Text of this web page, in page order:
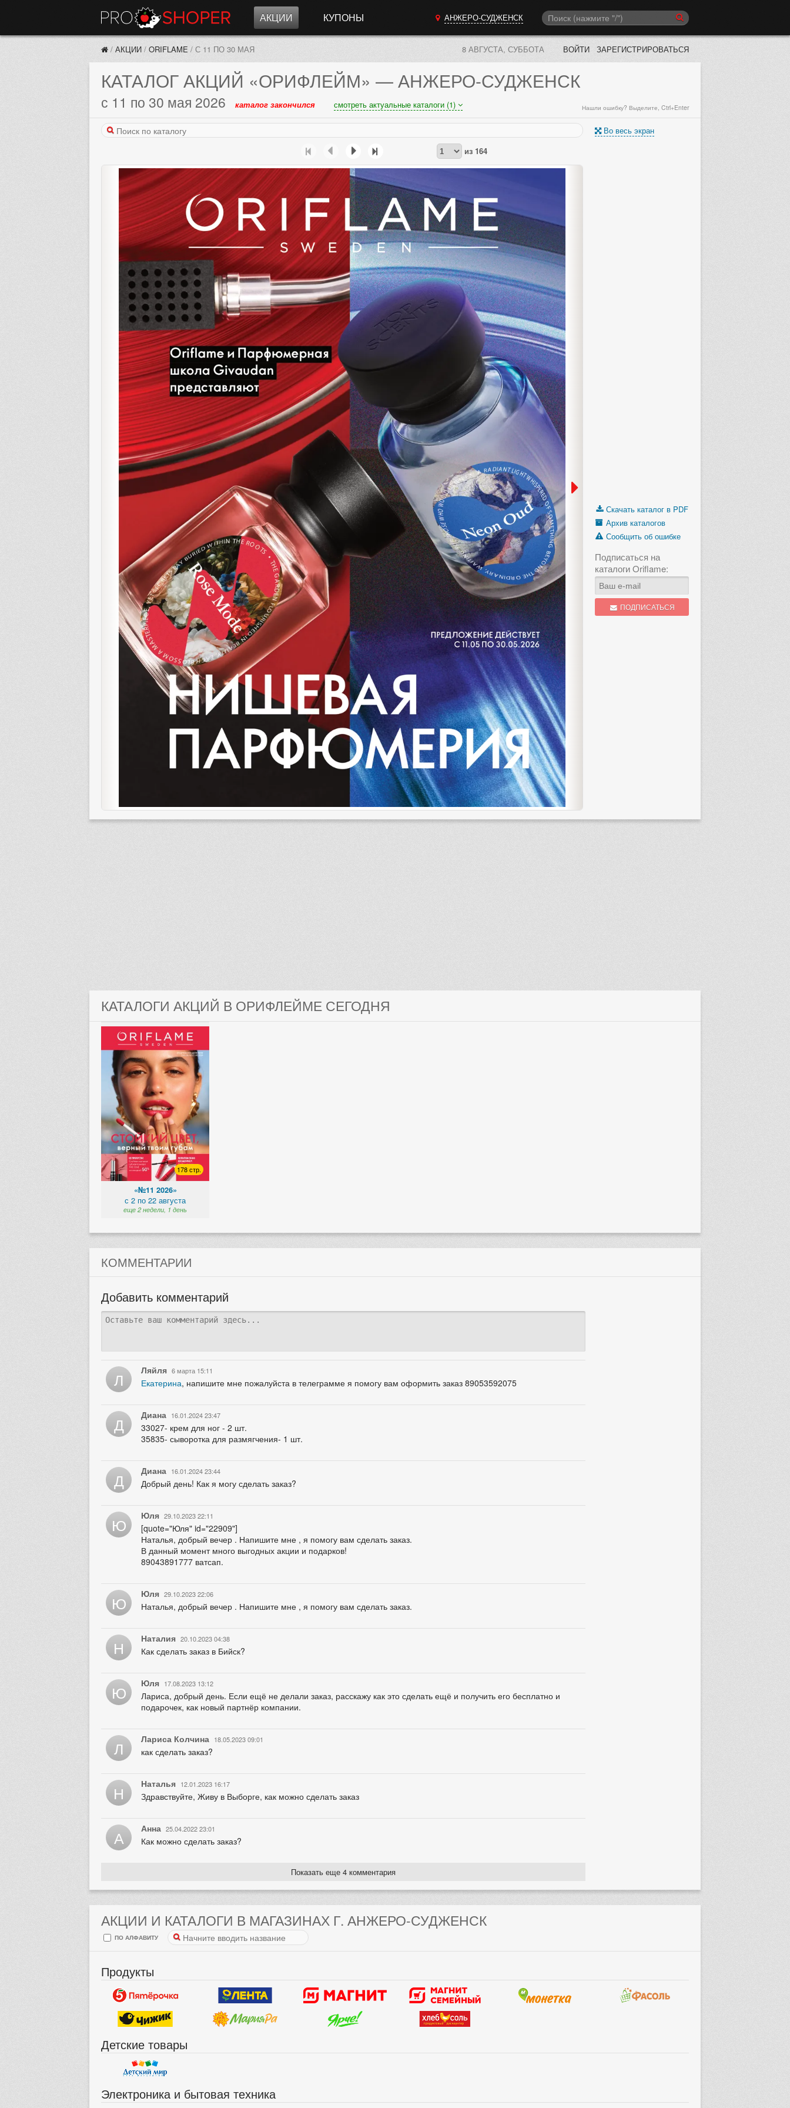
АКЦИИ КУПОНЫ АНЖЕРО-СУДЖЕНСК
/ АКЦИИ / ORIFLAME / С 11 ПО 30 МАЯ 8 АВГУСТА, СУББОТА ВОЙТИ ЗАРЕГИСТРИРОВАТЬСЯ
КАТАЛОГ АКЦИЙ «ОРИФЛЕЙМ» — АНЖЕРО-СУДЖЕНСК
с 11 по 30 мая 2026 каталог закончился смотреть актуальные каталоги (1) Нашли ошибку? Выделите, Ctrl+Enter
Во весь экран
из 164
Скачать каталог в PDF
Архив каталогов
Сообщить об ошибке
Подписаться на
каталоги Oriflame:
ПОДПИСАТЬСЯ
КАТАЛОГИ АКЦИЙ В ОРИФЛЕЙМЕ СЕГОДНЯ
178 стр.
«№11 2026»
с 2 по 22 августа
еще 2 недели, 1 день
КОММЕНТАРИИ
Добавить комментарий
Л Ляйля 6 марта 15:11
Екатерина, напишите мне пожалуйста в телеграмме я помогу вам оформить заказ 89053592075
Д Диана 16.01.2024 23:47
33027- крем для ног - 2 шт.
35835- сыворотка для размягчения- 1 шт.
Д Диана 16.01.2024 23:44
Добрый день! Как я могу сделать заказ?
Ю Юля 29.10.2023 22:11
[quote="Юля" id="22909"]
Наталья, добрый вечер . Напишите мне , я помогу вам сделать заказ.
В данный момент много выгодных акции и подарков!
89043891777 ватсап.
Ю Юля 29.10.2023 22:06
Наталья, добрый вечер . Напишите мне , я помогу вам сделать заказ.
Н Наталия 20.10.2023 04:38
Как сделать заказ в Бийск?
Ю Юля 17.08.2023 13:12
Лариса, добрый день. Если ещё не делали заказ, расскажу как это сделать ещё и получить его бесплатно и
подарочек, как новый партнёр компании.
Л Лариса Колчина 18.05.2023 09:01
как сделать заказ?
Н Наталья 12.01.2023 16:17
Здравствуйте, Живу в Выборге, как можно сделать заказ
А Анна 25.04.2022 23:01
Как можно сделать заказ?
Показать еще 4 комментария
АКЦИИ И КАТАЛОГИ В МАГАЗИНАХ Г. АНЖЕРО-СУДЖЕНСК
ПО АЛФАВИТУ
Продукты
Детские товары
Электроника и бытовая техника